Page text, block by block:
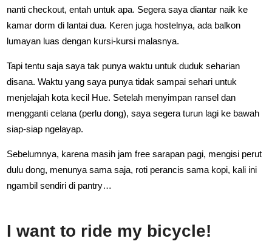
nanti checkout, entah untuk apa. Segera saya diantar naik ke
kamar dorm di lantai dua. Keren juga hostelnya, ada balkon
lumayan luas dengan kursi-kursi malasnya.
Tapi tentu saja saya tak punya waktu untuk duduk seharian
disana. Waktu yang saya punya tidak sampai sehari untuk
menjelajah kota kecil Hue. Setelah menyimpan ransel dan
mengganti celana (perlu dong), saya segera turun lagi ke bawah
siap-siap ngelayap.
Sebelumnya, karena masih jam free sarapan pagi, mengisi perut
dulu dong, menunya sama saja, roti perancis sama kopi, kali ini
ngambil sendiri di pantry…
I want to ride my bicycle!